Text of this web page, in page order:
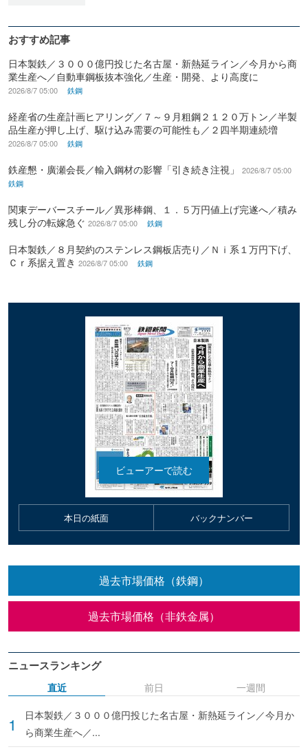
おすすめ記事
日本製鉄／３０００億円投じた名古屋・新熱延ライン／今月から商
業生産へ／自動車鋼板抜本強化／生産・開発、より高度に
2026/8/7 05:00 鉄鋼
経産省の生産計画ヒアリング／７～９月粗鋼２１２０万トン／半製
品生産が押し上げ、駆け込み需要の可能性も／２四半期連続増
2026/8/7 05:00 鉄鋼
鉄産懇・廣瀬会長／輸入鋼材の影響「引き続き注視」
2026/8/7 05:00
鉄鋼
関東デーバースチール／異形棒鋼、１．５万円値上げ完遂へ／積み
残し分の転嫁急ぐ 2026/8/7 05:00 鉄鋼
日本製鉄／８月契約のステンレス鋼板店売り／Ｎｉ系１万円下げ、
Ｃｒ系据え置き 2026/8/7 05:00 鉄鋼
本日の紙面 バックナンバー
過去市場価格（鉄鋼）
過去市場価格（非鉄金属）
ニュースランキング
直近
日本製鉄／３０００億円投じた名古屋・新熱延ライン／今月か
ら商業生産へ／...
前日 一週間